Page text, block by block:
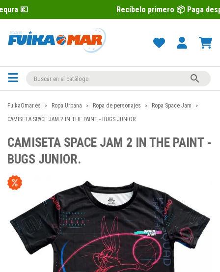
Recíbelo primero 📦 Paga después con

FuikaOmar.es Ropa Urbana Ropa de personajes
Ropa Space Jam
CAMISETA SPACE JAM 2 IN THE PAINT - BUGS JUNIOR.
CAMISETA SPACE JAM 2 IN THE PAINT -
BUGS JUNIOR.